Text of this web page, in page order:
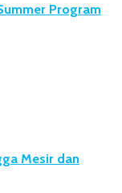
Program
Mesir dan